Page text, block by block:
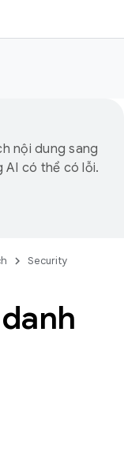
nội dung sang
AI có thể có lỗi.
Security